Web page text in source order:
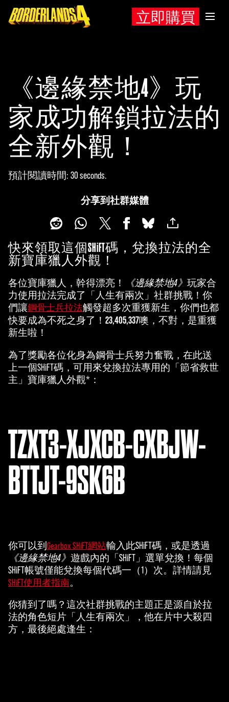
立即購買
《邊緣禁地4》玩
家成功解鎖拉法的
全新外觀！
預計閱讀時間 30 seconds
分享到社群媒體
快來領取這個SHiFT碼，兌換拉法的全
新寶庫獵人外觀！
各位寶庫獵人，幹得漂亮！ 《邊緣禁地4》 玩家合
力使用拉法完成了「人生有兩次」社群挑戰！你
們讓鋼骨士兵拉法觸發超多次重獲新生，你們也都
快要成為不死之身了！ 23,405,337噢，不對，是重獲
新生啦！
為了獎勵各位化身為鋼骨士兵努力奮戰，在此送
上一個SHiFT碼，可用來兌換拉法專用的「節省救世
主」寶庫獵人外觀*：
TZXT3-XJXCB-CXBJW-
BTTJT-9SK6B
你可以到 Gearbox SHiFT網站輸入此SHiFT碼，或是透過
《邊緣禁地4》 遊戲內的「SHiFT」選單兌換！每個
SHiFT帳號僅能兌換每個代碼一（1）次。詳情請見
SHiFT使用者指南。
你猜到了嗎？這次社群挑戰的主題正是源自於拉
法的角色短片「人生有兩次」，他在片中大殺四
方，最後絕處逢生：